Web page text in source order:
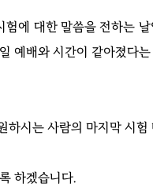
험에 대한 말씀을 전하는
예배와 시간이 같아졌다
하시는 사람의 마지막 시험
하겠습니다.